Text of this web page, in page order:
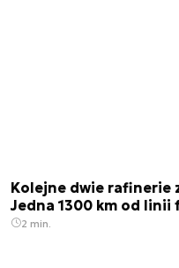
Kolejne dwie rafinerie
Jedna 1300 km od linii
2 min.